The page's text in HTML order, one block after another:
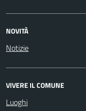
NOVITÀ
Notizie
VIVERE IL COMUNE
Luoghi